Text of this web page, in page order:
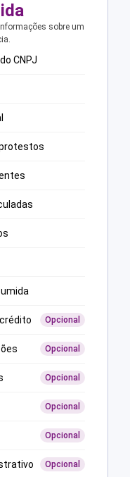
sobre um
CNPJ
Opcional
Opcional
Opcional
Opcional
Opcional
Opcional